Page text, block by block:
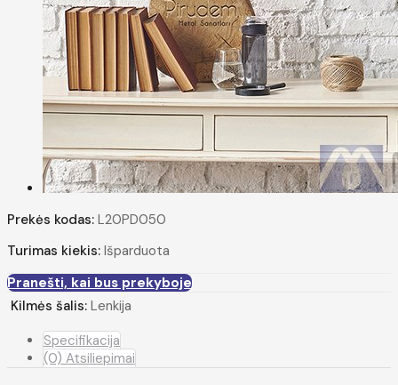
Prekės kodas: L20PD050
Turimas kiekis: Išparduota
Pranešti, kai bus prekyboje
Kilmės šalis: Lenkija
Specifikacija
(0) Atsiliepimai